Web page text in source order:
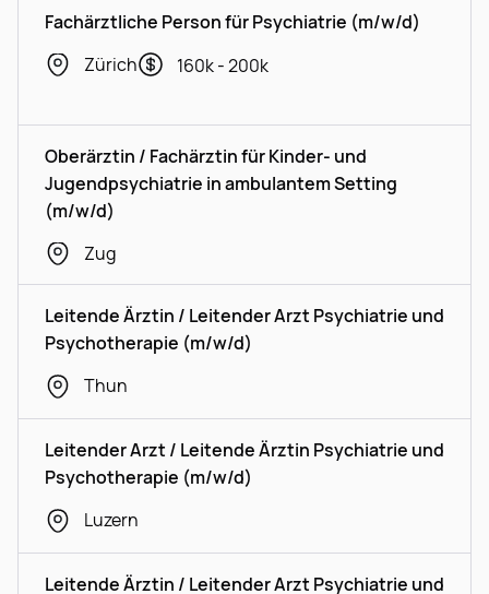
Fachärztliche Person für Psychiatrie (m/w/d)
Zürich
160k - 200k
Oberärztin / Fachärztin für Kinder- und
Jugendpsychiatrie in ambulantem Setting
(m/w/d)
Zug
Leitende Ärztin / Leitender Arzt Psychiatrie und
Psychotherapie (m/w/d)
Thun
Leitender Arzt / Leitende Ärztin Psychiatrie und
Psychotherapie (m/w/d)
Luzern
Leitende Ärztin / Leitender Arzt Psychiatrie und